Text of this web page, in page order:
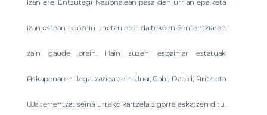
izan ostean edozein unetan etor daitekeen Sententziaren
zain gaude orain. Hain zuzen espainiar estatuak
Askapenaren ilegalizazioa zein Unai, Gabi, Dabid, Aritz eta
Walterrentzat seina urteko kartzela zigorra eskatzen ditu.